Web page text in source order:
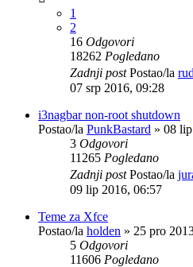
1
2
16 Odgovori
18262 Pogledano
Zadnji postPostao/la
07 srp 2016, 09:28
i3nagbar non-root shutdown
Postao/la PunkBastard » 08
3 Odgovori
11265 Pogledano
Zadnji postPostao/la
09 lip 2016, 06:57
Teme za Xfce
Postao/la holden » 25 pro
5 Odgovori
11606 Pogledano